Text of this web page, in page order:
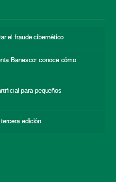
el fraude cibernético
Banesco: conoce cómo
para pequeños
edición